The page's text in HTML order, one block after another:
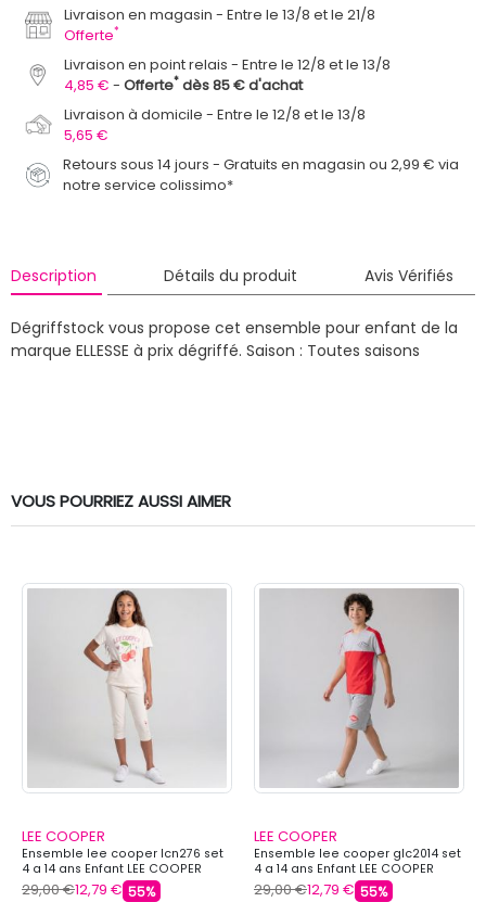
Livraison en magasin
Entre le 13/8 et le 21/8
Offerte*
Livraison en point relais
Entre le 12/8 et le 13/8
4,85 €
Offerte* dès 85 € d'achat
Livraison à domicile
Entre le 12/8 et le 13/8
5,65 €
Retours sous 14 jours - Gratuits en magasin ou 2,99 € via
notre service colissimo*
Description Détails du produit Avis Vérifiés
Dégriffstock vous propose cet ensemble pour enfant de la
marque ELLESSE à prix dégriffé. Saison : Toutes saisons
VOUS POURRIEZ AUSSI AIMER
LEE COOPER
Ensemble lee cooper lcn276 set
4 a 14 ans Enfant LEE COOPER
29,00 €12,79 € 55%
LEE COOPER
Ensemble lee cooper glc2014 set
4 a 14 ans Enfant LEE COOPER
29,00 €12,79 € 55%